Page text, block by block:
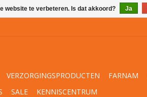
VERZORGINGSPRODUCTEN FARNAM
SALE KENNISCENTRUM
website te verbeteren. Is dat akkoord? Ja